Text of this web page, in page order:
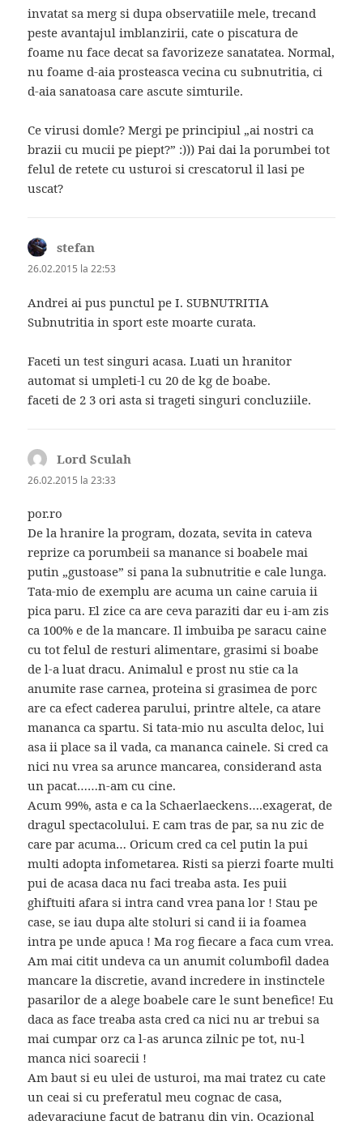
invatat sa merg si dupa observatiile mele, trecand
peste avantajul imblanzirii, cate o piscatura de
foame nu face decat sa favorizeze sanatatea. Normal,
nu foame d-aia prosteasca vecina cu subnutritia, ci
d-aia sanatoasa care ascute simturile.
Ce virusi domle? Mergi pe principiul „ai nostri ca
brazii cu mucii pe piept?” :))) Pai dai la porumbei tot
felul de retete cu usturoi si crescatorul il lasi pe
uscat?
stefan
26.02.2015 la 22:53
Andrei ai pus punctul pe I. SUBNUTRITIA
Subnutritia in sport este moarte curata.
Faceti un test singuri acasa. Luati un hranitor
automat si umpleti-l cu 20 de kg de boabe.
faceti de 2 3 ori asta si trageti singuri concluziile.
Lord Sculah
26.02.2015 la 23:33
por.ro
De la hranire la program, dozata, sevita in cateva
reprize ca porumbeii sa manance si boabele mai
putin „gustoase” si pana la subnutritie e cale lunga.
Tata-mio de exemplu are acuma un caine caruia ii
pica paru. El zice ca are ceva paraziti dar eu i-am zis
ca 100% e de la mancare. Il imbuiba pe saracu caine
cu tot felul de resturi alimentare, grasimi si boabe
de l-a luat dracu. Animalul e prost nu stie ca la
anumite rase carnea, proteina si grasimea de porc
are ca efect caderea parului, printre altele, ca atare
mananca ca spartu. Si tata-mio nu asculta deloc, lui
asa ii place sa il vada, ca mananca cainele. Si cred ca
nici nu vrea sa arunce mancarea, considerand asta
un pacat……n-am cu cine.
Acum 99%, asta e ca la Schaerlaeckens….exagerat, de
dragul spectacolului. E cam tras de par, sa nu zic de
care par acuma… Oricum cred ca cel putin la pui
multi adopta infometarea. Risti sa pierzi foarte multi
pui de acasa daca nu faci treaba asta. Ies puii
ghiftuiti afara si intra cand vrea pana lor ! Stau pe
case, se iau dupa alte stoluri si cand ii ia foamea
intra pe unde apuca ! Ma rog fiecare a faca cum vrea.
Am mai citit undeva ca un anumit columbofil dadea
mancare la discretie, avand incredere in instinctele
pasarilor de a alege boabele care le sunt benefice! Eu
daca as face treaba asta cred ca nici nu ar trebui sa
mai cumpar orz ca l-as arunca zilnic pe tot, nu-l
manca nici soarecii !
Am baut si eu ulei de usturoi, ma mai tratez cu cate
un ceai si cu preferatul meu cognac de casa,
adevaraciune facut de batranu din vin. Ocazional